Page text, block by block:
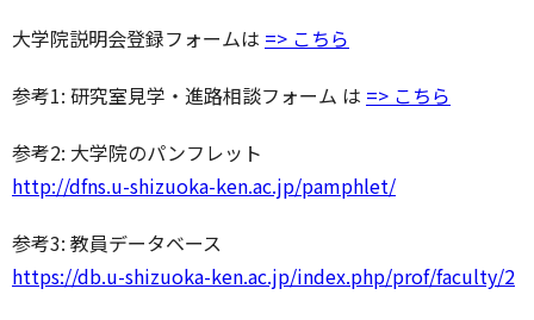
大学院説明会登録フォームは => こちら
参考1: 研究室見学・進路相談フォーム は => こちら
参考2: 大学院のパンフレット
http://dfns.u-shizuoka-ken.ac.jp/pamphlet/
参考3: 教員データベース
https://db.u-shizuoka-ken.ac.jp/index.php/prof/faculty/2